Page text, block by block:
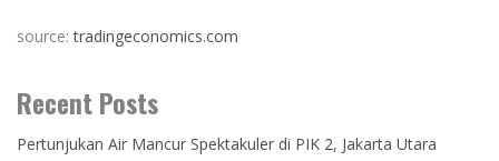
source:tradingeconomics.com
Recent Posts
Pertunjukan Air Mancur Spektakuler di PIK 2, Jakarta Utara